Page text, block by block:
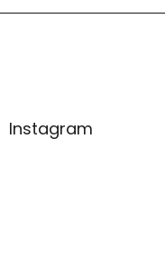
p
Instagram